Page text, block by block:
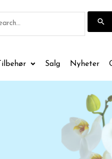
Tilbehør Salg Nyheter